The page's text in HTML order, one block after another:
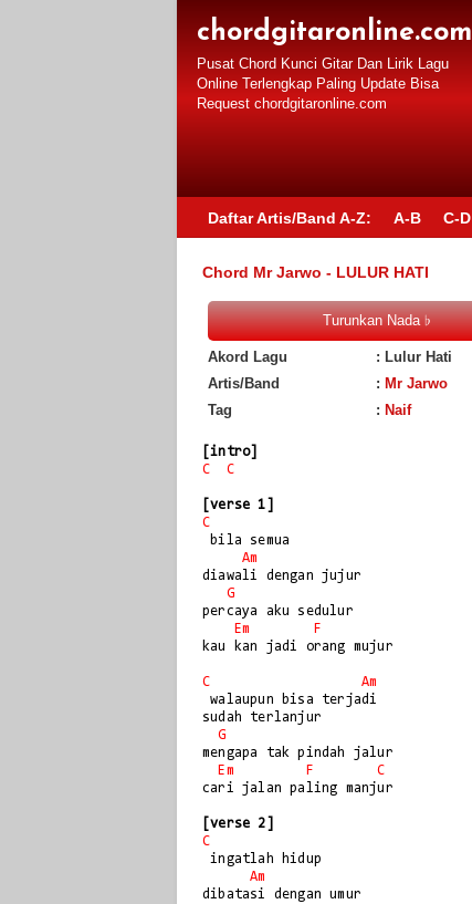
chordgitaronline.com
Pusat Chord Kunci Gitar Dan Lirik Lagu
Online Terlengkap Paling Update Bisa
Request chordgitaronline.com
Daftar Artis/Band A-Z: A-B C-D
Chord Mr Jarwo - LULUR HATI
Akord Lagu
: Lulur Hati
Artis/Band
: Mr Jarwo
Tag
: Naif
[intro]
C
C
[verse 1]
C
Am
diawali dengan jujur
G
percaya aku sedulur
Em
F
kau kan jadi orang mujur
C
Am
walaupun bisa terjadi
sudah terlanjur
G
mengapa tak pindah jalur
Em
F
C
cari jalan paling manjur
[verse 2]
C
ingatlah hidup
Am
dibatasi dengan umur